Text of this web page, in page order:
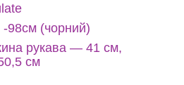
-98см (чорний)
рукава — 41 см,
см